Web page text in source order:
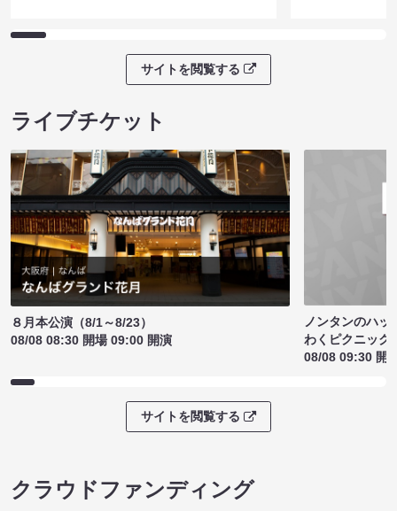
サイトを閲覧する
ライブチケット
８月本公演（8/1～8/23）
08/08 08:30 開場 09:00 開演
ノンタンのハッ
わくピクニック
08/08 09:30 開
サイトを閲覧する
クラウドファンディング